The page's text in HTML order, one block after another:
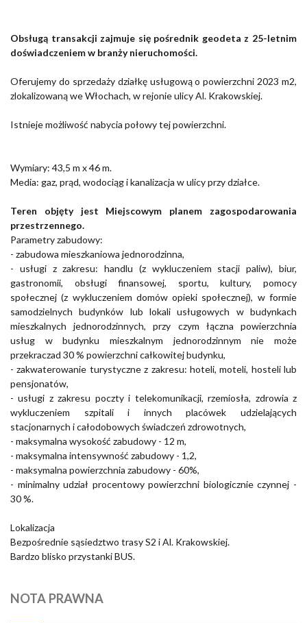
Obsługą transakcji zajmuje się pośrednik geodeta z 25-letnim
doświadczeniem w branży nieruchomości.
Oferujemy do sprzedaży działkę usługową o powierzchni 2023 m2,
zlokalizowaną we Włochach, w rejonie ulicy Al. Krakowskiej.
Istnieje możliwość nabycia połowy tej powierzchni.
Wymiary: 43,5 m x 46 m.
Media: gaz, prąd, wodociąg i kanalizacja w ulicy przy działce.
Teren objęty jest Miejscowym planem zagospodarowania
przestrzennego.
Parametry zabudowy:
- zabudowa mieszkaniowa jednorodzinna,
- usługi z zakresu: handlu (z wykluczeniem stacji paliw), biur,
gastronomii, obsługi finansowej, sportu, kultury, pomocy
społecznej (z wykluczeniem domów opieki społecznej), w formie
samodzielnych budynków lub lokali usługowych w budynkach
mieszkalnych jednorodzinnych, przy czym łączna powierzchnia
usług w budynku mieszkalnym jednorodzinnym nie może
przekraczad 30 % powierzchni całkowitej budynku,
- zakwaterowanie turystyczne z zakresu: hoteli, moteli, hosteli lub
pensjonatów,
- usługi z zakresu poczty i telekomunikacji, rzemiosła, zdrowia z
wykluczeniem szpitali i innych placówek udzielających
stacjonarnych i całodobowych świadczeń zdrowotnych,
- maksymalna wysokość zabudowy - 12 m,
- maksymalna intensywność zabudowy - 1,2,
- maksymalna powierzchnia zabudowy - 60%,
- minimalny udział procentowy powierzchni biologicznie czynnej -
30 %.
Lokalizacja
Bezpośrednie sąsiedztwo trasy S2 i Al. Krakowskiej.
Bardzo blisko przystanki BUS.
NOTA PRAWNA